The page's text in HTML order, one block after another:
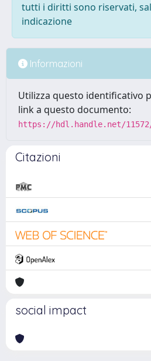
tutti i diritti sono riservati,
indicazione
Informazioni
Utilizza questo identificativo
link a questo documento:
https://hdl.handle.net/11572/
Citazioni
social impact